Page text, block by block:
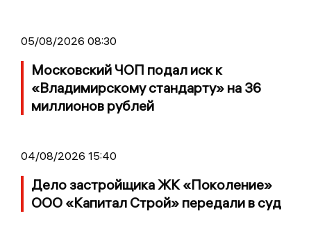
05/08/2026 08:30
Московский ЧОП подал иск к
«Владимирскому стандарту» на 36
миллионов рублей
04/08/2026 15:40
Дело застройщика ЖК «Поколение»
ООО «Капитал Строй» передали в суд